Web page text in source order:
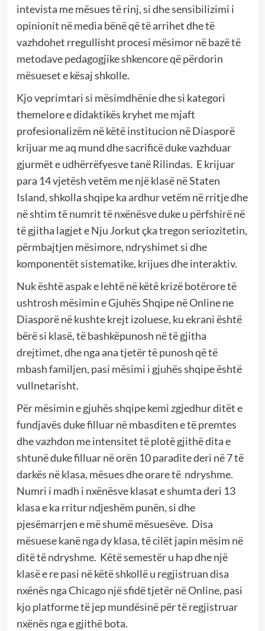
intevista me mësues të rinj, si dhe sensibilizimi i
opinionit në media bënë që të arrihet dhe të
vazhdohet rregullisht procesi mësimor në bazë të
metodave pedagogjike shkencore që përdorin
mësueset e kësaj shkolle.
Kjo veprimtari si mësimdhënie dhe si kategori
themelore e didaktikës kryhet me mjaft
profesionalizëm në këtë institucion në Diasporë
krijuar me aq mund dhe sacrificë duke vazhduar
gjurmët e udhërrëfyesve tanë Rilindas. E krijuar
para 14 vjetësh vetëm me një klasë në Staten
Island, shkolla shqipe ka ardhur vetëm në rritje dhe
në shtim të numrit të nxënësve duke u përfshirë në
të gjitha lagjet e Nju Jorkut çka tregon seriozitetin,
përmbajtjen mësimore, ndryshimet si dhe
komponentët sistematike, krijues dhe interaktiv.
Nuk është aspak e lehtë në këtë krizë botërore të
ushtrosh mësimin e Gjuhës Shqipe në Online ne
Diasporë në kushte krejt izoluese, ku ekrani është
bërë si klasë, të bashkëpunosh në të gjitha
drejtimet, dhe nga ana tjetër të punosh që të
mbash familjen, pasi mësimi i gjuhës shqipe është
vullnetarisht.
Për mësimin e gjuhës shqipe kemi zgjedhur ditët e
fundjavës duke filluar në mbasditen e të premtes
dhe vazhdon me intensitet të plotë gjithë dita e
shtunë duke filluar në orën 10 paradite deri në 7 të
darkës në klasa, mësues dhe orare të ndryshme.
Numri i madh i nxënësve klasat e shumta deri 13
klasa e ka rritur ndjeshëm punën, si dhe
pjesëmarrjen e më shumë mësuesëve. Disa
mësuese kanë nga dy klasa, të cilët japin mësim në
ditë të ndryshme. Këtë semestër u hap dhe një
klasë e re pasi në këtë shkollë u regjistruan disa
nxënës nga Chicago një sfidë tjetër në Online, pasi
kjo platforme të jep mundësinë për të regjistruar
nxënës nga e gjithë bota.